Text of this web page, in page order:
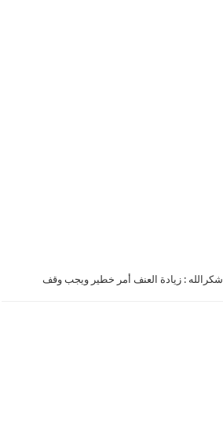
شكرالله : زيادة العنف أمر خطير ويجب وقف